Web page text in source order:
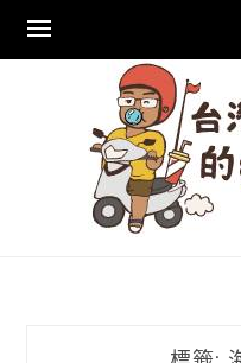
content